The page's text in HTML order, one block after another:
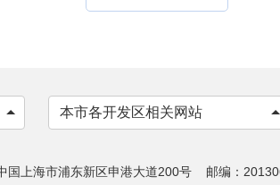
本市各开发区相关网站
国上海市浦东新区申港大道200号 邮编：